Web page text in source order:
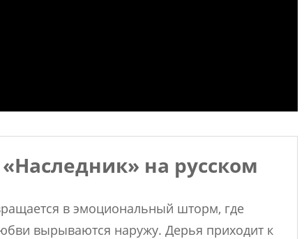
на русском
в эмоциональный шторм, где
вырываются наружу. Дерья приходит к